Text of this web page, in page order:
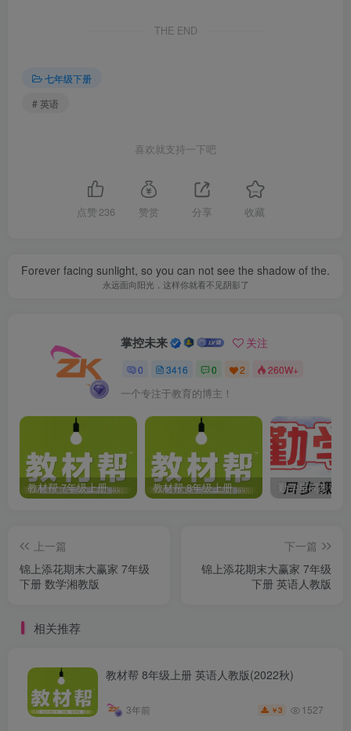
THE END
七年级下册
# 英语
喜欢就支持一下吧
点赞 236 赞赏 分享 收藏
Forever facing sunlight, so you can not see the shadow of the.
永远面向阳光，这样你就看不见阴影了
掌控未来 关注
0 3416 0 2 260W+
一个专注于教育的博主！
教材帮 7年级上册 语文人教版(2023秋) 教材帮 8年级上册 语文人教版(2023秋)
上一篇
锦上添花期末大赢家 7年级
下册 数学湘教版
下一篇
锦上添花期末大赢家 7年级
下册 英语人教版
相关推荐
教材帮 8年级上册 英语人教版(2022秋)
3年前 ￥3 1527